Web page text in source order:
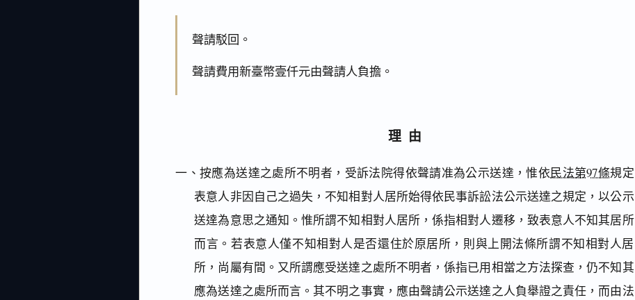
聲請駁回。
聲請費用新臺幣壹仟元由聲請人負擔。
理由
一、按應為送達之處所不明者，受訴法院得依聲請准為公示送達，惟依民法第97條規定
表意人非因自己之過失，不知相對人居所始得依民事訴訟法公示送達之規定，以公示
送達為意思之通知。惟所謂不知相對人居所，係指相對人遷移，致表意人不知其居所
而言。若表意人僅不知相對人是否還住於原居所，則與上開法條所謂不知相對人居
所，尚屬有間。又所謂應受送達之處所不明者，係指已用相當之方法探查，仍不知其
應為送達之處所而言。其不明之事實，應由聲請公示送達之人負舉證之責任，而由法